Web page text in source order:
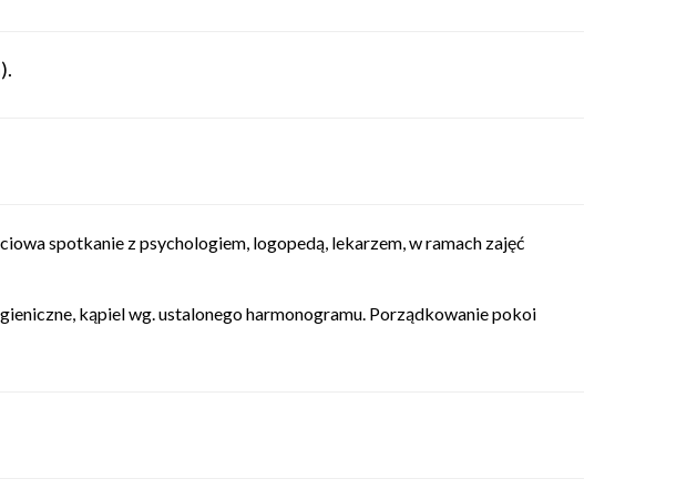
spotkanie z psychologiem, logopedą, lekarzem, w ramach zajęć
kąpiel wg. ustalonego harmonogramu. Porządkowanie pokoi